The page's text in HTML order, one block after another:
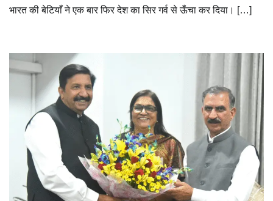
भारत की बेटियाँ ने एक बार फिर देश का सिर गर्व से ऊँचा कर दिया। […]